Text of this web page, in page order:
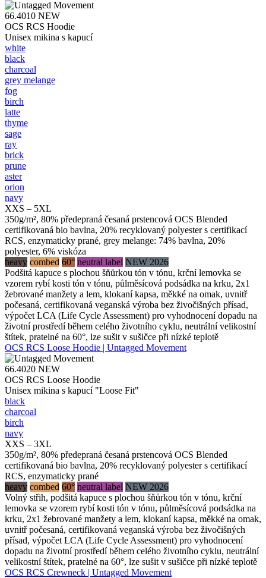
66.4010 NEW
OCS RCS Hoodie
Unisex mikina s kapucí
white
black
charcoal
grey melange
fog
birch
latte
thyme
sage
ray
brick
prune
aster
orion
navy
XXS – 5XL
350g/m², 80% předepraná česaná prstencová OCS Blended
certifikovaná bio bavlna, 20% recyklovaný polyester s certifikací
RCS, enzymaticky prané, grey melange: 74% bavlna, 20%
polyester, 6% viskóza
heavy combed 60° neutral label NEW 2026
Podšitá kapuce s plochou šňůrkou tón v tónu, krční lemovka se
vzorem rybí kosti tón v tónu, půlměsícová podsádka na krku, 2x1
žebrované manžety a lem, klokaní kapsa, měkké na omak, uvnitř
počesaná, certifikovaná veganská výroba bez živočišných přísad,
výpočet LCA (Life Cycle Assessment) pro vyhodnocení dopadu na
životní prostředí během celého životního cyklu, neutrální velikostní
štítek, pratelné na 60°, lze sušit v sušičce při nízké teplotě
OCS RCS Loose Hoodie | Untagged Movement
66.4020 NEW
OCS RCS Loose Hoodie
Unisex mikina s kapucí "Loose Fit"
black
charcoal
birch
navy
XXS – 3XL
350g/m², 80% předepraná česaná prstencová OCS Blended
certifikovaná bio bavlna, 20% recyklovaný polyester s certifikací
RCS, enzymaticky prané
heavy combed 60° neutral label NEW 2026
Volný střih, podšitá kapuce s plochou šňůrkou tón v tónu, krční
lemovka se vzorem rybí kosti tón v tónu, půlměsícová podsádka na
krku, 2x1 žebrované manžety a lem, klokaní kapsa, měkké na omak,
uvnitř počesaná, certifikovaná veganská výroba bez živočišných
přísad, výpočet LCA (Life Cycle Assessment) pro vyhodnocení
dopadu na životní prostředí během celého životního cyklu, neutrální
velikostní štítek, pratelné na 60°, lze sušit v sušičce při nízké teplotě
OCS RCS Crewneck | Untagged Movement